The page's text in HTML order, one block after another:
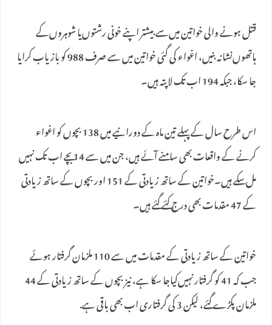
قتل ہونے والی خواتین میں‌سے بیشتر اپنے خونی رشتوں‌یا شوہروں‌کے
ہاتھوں‌نشانہ بنیں، اغواء کی گئی خواتین میں سے صرف 988 کو بازیاب کرایا
جا سکا، جبکہ 194 اب تک لاپتہ ہیں۔
اس طرح سال کے پہلے تین ماہ کے دورانیے میں 138 بچوں کو اغواء
کرنے کے واقعات بھی سامنے آئے ہیں، جن میں سے 14 بچے اب تک نہیں
مل سکے ہیں۔خواتین کے ساتھ زیادتی کے 151 اور بچوں کے ساتھ زیادتی
کے 47 مقدمات بھی درج کئے گئے ہیں۔
خواتین کے ساتھ زیادتی کے مقدمات میں سے 110 ملزمان گرفتار ہوئے
جب کہ 41 کو گرفتار نہیں‌کیاجا سکا ہے، نیز بچوں کے ساتھ زیادتی کے 44
ملزمان پکڑے گئے، لیکن 3 کی گرفتاری اب بھی باقی ہے.